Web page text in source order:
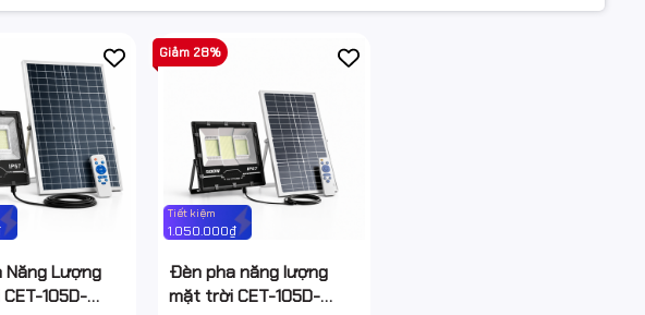
Năng Lượng
105D-
Tiết kiệm
1.050.000₫
Giảm 28%
Đèn pha năng lượng
mặt trời CET-105D-